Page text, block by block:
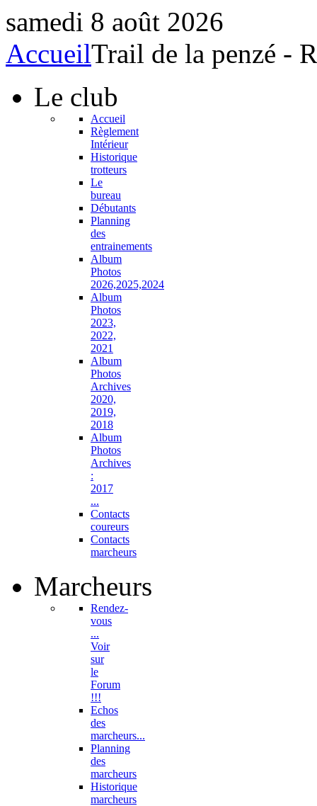
samedi 8 août 2026
AccueilTrail de la penzé -
Le club
Accueil
Règlement
Intérieur
Historique
trotteurs
Le
bureau
Débutants
Planning
des
entrainements
Album
Photos
2026,2025,2024
Album
Photos
2023,
2022,
2021
Album
Photos
Archives
2020,
2019,
2018
Album
Photos
Archives
:
2017
...
Contacts
coureurs
Contacts
marcheurs
Marcheurs
Rendez-
vous
...
Voir
sur
le
Forum
!!!
Echos
des
marcheurs...
Planning
des
marcheurs
Historique
marcheurs